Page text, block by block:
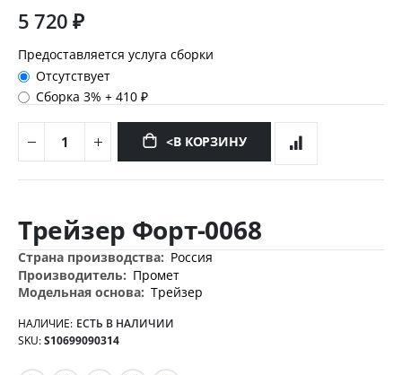
5 720 ₽
Предоставляется услуга сборки
Отсутствует
Сборка 3%+410 ₽
<В КОРЗИНУ
к
началу
галереи
изображений
Трейзер Форт-0068
Дополнительная
информация
Россия
Промет
Трейзер
НАЛИЧИЕ: ЕСТЬ В НАЛИЧИИ
SKU S10699090314